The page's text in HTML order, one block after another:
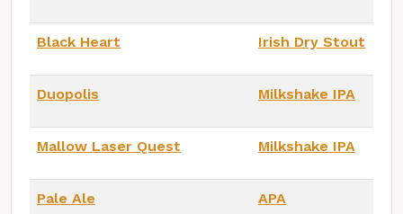
Black Heart Irish Dry Stout
Duopolis Milkshake IPA
Mallow Laser Quest Milkshake IPA
Pale Ale APA